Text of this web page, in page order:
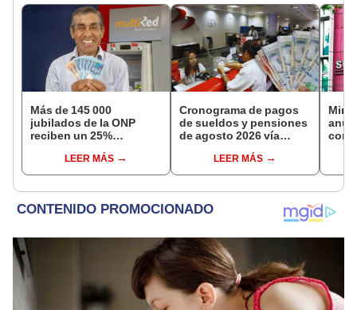
Más de 145 000
jubilados de la ONP
reciben un 25%
en agostoLEER MÁS
Cronograma de pagos
de sueldos y pensiones
de agosto 2026 vía
conoce las fechas de
depósito
LEER MÁS